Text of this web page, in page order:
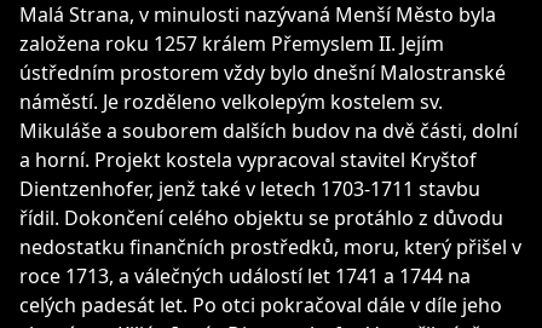
Malá Strana, v minulosti nazývaná Menší Město byla
založena roku 1257 králem Přemyslem II. Jejím
ústředním prostorem vždy bylo dnešní Malostranské
náměstí. Je rozděleno velkolepým kostelem sv.
Mikuláše a souborem dalších budov na dvě části, dolní
a horní. Projekt kostela vypracoval stavitel Kryštof
Dientzenhofer, jenž také v letech 1703-1711 stavbu
řídil. Dokončení celého objektu se protáhlo z důvodu
nedostatku finančních prostředků, moru, který přišel v
roce 1713, a válečných událostí let 1741 a 1744 na
celých padesát let. Po otci pokračoval dále v díle jeho